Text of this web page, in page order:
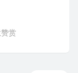
赏